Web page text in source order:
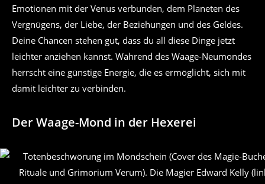
Emotionen mit der Venus verbunden, dem Planeten des
Vergnügens, der Liebe, der Beziehungen und des Geldes.
Deine Chancen stehen gut, dass du all diese Dinge jetzt
leichter anziehen kannst. Während des Waage-Neumondes
herrscht eine günstige Energie, die es ermöglicht, sich mit
damit leichter zu verbinden.
Der Waage-Mond in der Hexerei